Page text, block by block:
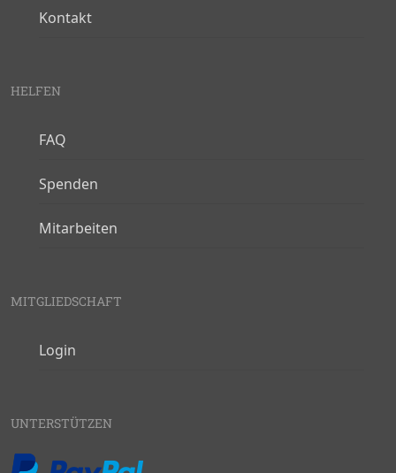
Kontakt
HELFEN
FAQ
Spenden
Mitarbeiten
MITGLIEDSCHAFT
Login
UNTERSTÜTZEN